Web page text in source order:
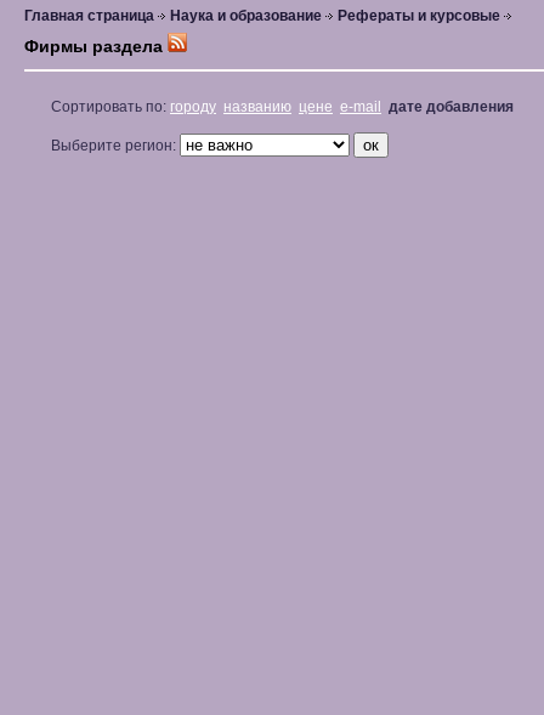
Главная страница Наука и образование Рефераты и курсовые
Фирмы раздела
Сортировать по: городу названию цене e-mail дате добавления
Выберите регион: